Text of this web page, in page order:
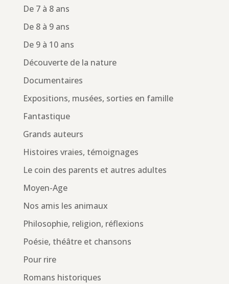
De 7 à 8 ans
De 8 à 9 ans
De 9 à 10 ans
Découverte de la nature
Documentaires
Expositions, musées, sorties en famille
Fantastique
Grands auteurs
Histoires vraies, témoignages
Le coin des parents et autres adultes
Moyen-Age
Nos amis les animaux
Philosophie, religion, réflexions
Poésie, théâtre et chansons
Pour rire
Romans historiques